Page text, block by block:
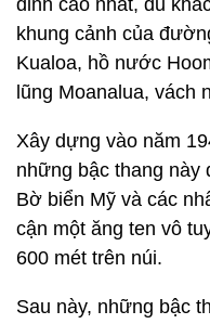
đỉnh cao nhất, du
khung cảnh của
Kualoa, hồ nước
lũng Moanalua, vách
Xây dựng vào năm
những bậc thang
Bờ biển Mỹ và các
cận một ăng ten vô
600 mét trên núi.
Sau này, những bậc